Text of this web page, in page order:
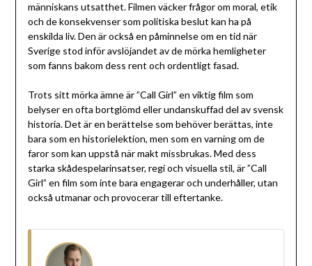
människans utsatthet. Filmen väcker frågor om moral, etik
och de konsekvenser som politiska beslut kan ha på
enskilda liv. Den är också en påminnelse om en tid när
Sverige stod inför avslöjandet av de mörka hemligheter
som fanns bakom dess rent och ordentligt fasad.
Trots sitt mörka ämne är ”Call Girl” en viktig film som
belyser en ofta bortglömd eller undanskuffad del av svensk
historia. Det är en berättelse som behöver berättas, inte
bara som en historielektion, men som en varning om de
faror som kan uppstå när makt missbrukas. Med dess
starka skådespelarinsatser, regi och visuella stil, är ”Call
Girl” en film som inte bara engagerar och underhåller, utan
också utmanar och provocerar till eftertanke.